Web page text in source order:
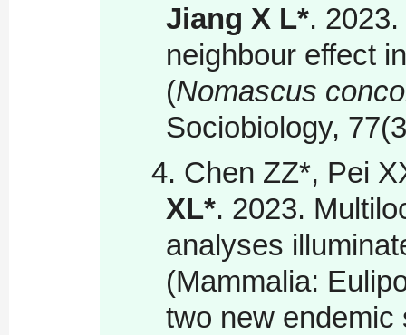
Jiang X L*.
neighbour effect
(Nomascus
Sociobiology,
4. Chen ZZ*, Pei
XL*. 2023.
analyses
(Mammalia:
two new